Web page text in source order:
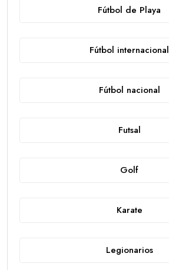
Fútbol de Playa
Fútbol internacional
Fútbol nacional
Futsal
Golf
Karate
Legionarios